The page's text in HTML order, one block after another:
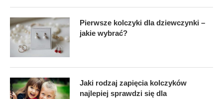
Pierwsze kolczyki dla dziewczynki –
jakie wybrać?
Jaki rodzaj zapięcia kolczyków
najlepiej sprawdzi się dla